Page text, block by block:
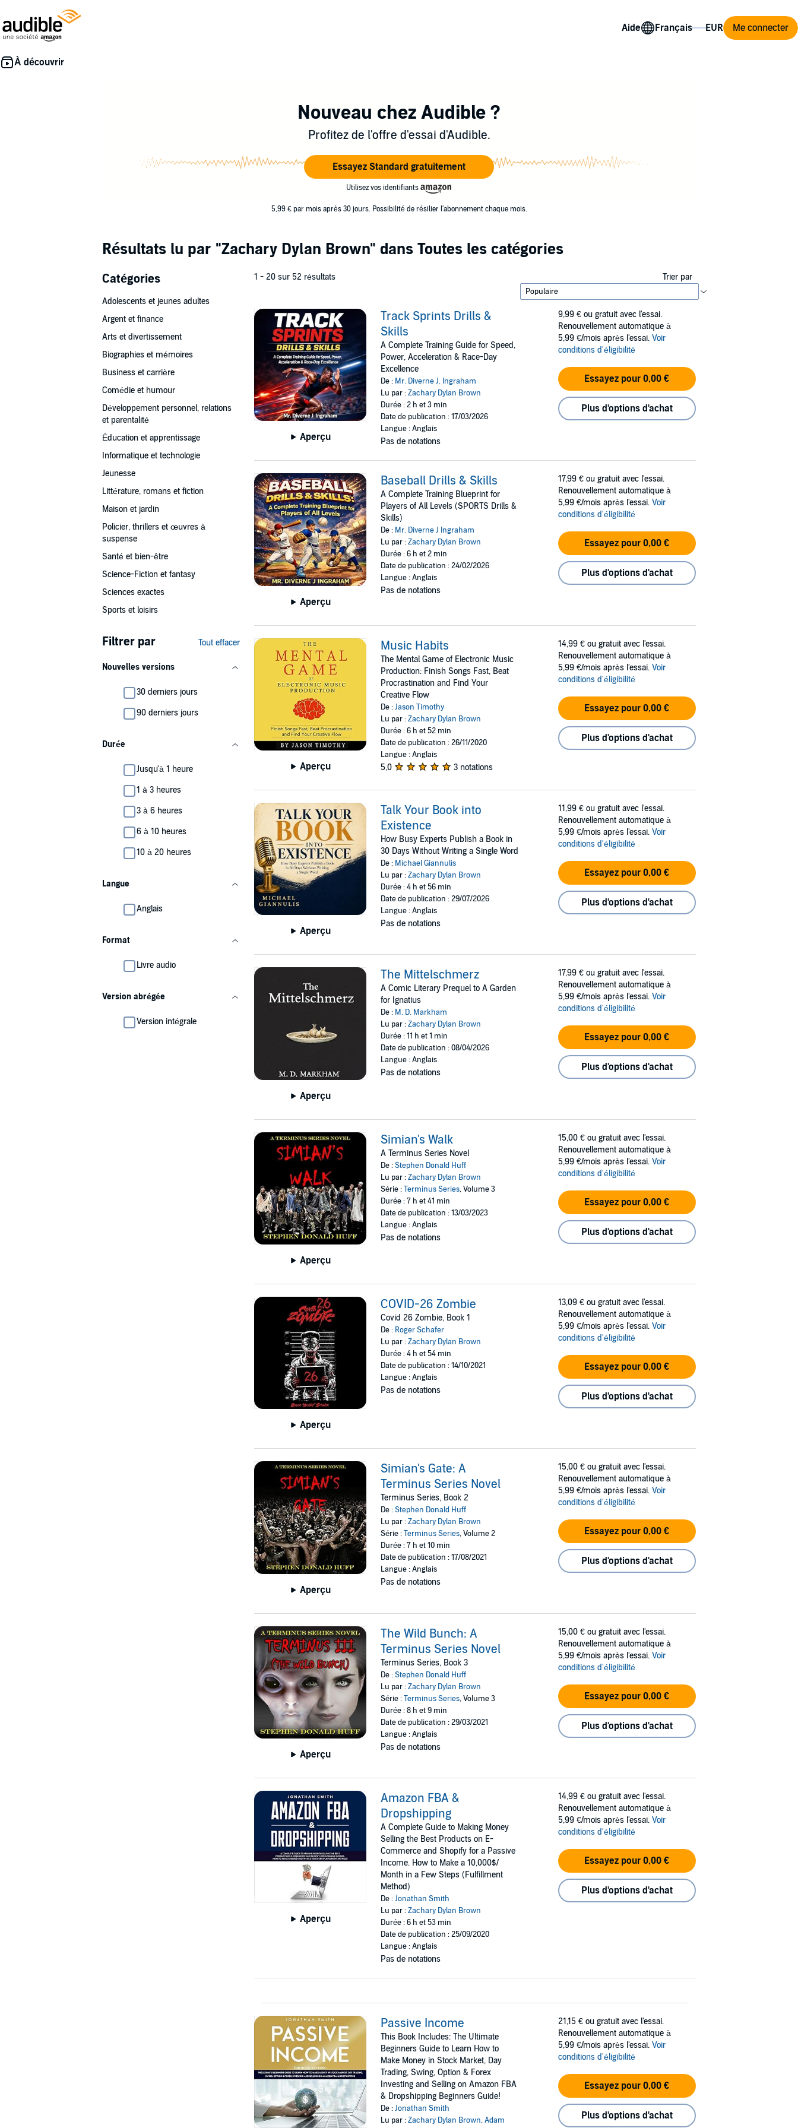
Aide Me connecter
Nouveau chez Audible ?
Profitez de l'offre d'essai d'Audible.
Essayez Standard gratuitement
Utilisez vos identifiants
5,99 € par mois après 30 jours. Possibilité de résilier l'abonnement chaque mois.
Résultats lu par "Zachary Dylan Brown" dans Toutes les catégories
Catégories
Adolescents et jeunes adultes
Argent et finance
Arts et divertissement
Biographies et mémoires
Business et carrière
Comédie et humour
Développement personnel, relations
et parentalité
Éducation et apprentissage
Informatique et technologie
Jeunesse
Littérature, romans et fiction
Maison et jardin
Policier, thrillers et œuvres à
suspense
Santé et bien-être
Science-Fiction et fantasy
Sciences exactes
Sports et loisirs
Filtrer par Tout effacer
Nouvelles versions
30 derniers jours
90 derniers jours
Durée
Jusqu'à 1 heure
1 à 3 heures
3 à 6 heures
6 à 10 heures
10 à 20 heures
Langue
Anglais
Format
Livre audio
Version abrégée
Version intégrale
1 - 20 sur 52 résultats Trier par
Aperçu
Track Sprints Drills &
Skills
A Complete Training Guide for Speed,
Power, Acceleration & Race-Day
Excellence
De : Mr. Diverne J. Ingraham
Lu par :Zachary Dylan Brown
Durée : 2 h et 3 min
Date de publication : 17/03/2026
Langue : Anglais
Pas de notations
9,99 € ou gratuit avec l'essai.
Renouvellement automatique à
5,99 €/mois après l'essai. Voir
conditions d'éligibilité
Essayez pour 0,00 €
Plus d'options d'achat
Aperçu
Baseball Drills & Skills
A Complete Training Blueprint for
Players of All Levels (SPORTS Drills &
Skills)
De : Mr. Diverne J Ingraham
Lu par :Zachary Dylan Brown
Durée : 6 h et 2 min
Date de publication : 24/02/2026
Langue : Anglais
Pas de notations
17,99 € ou gratuit avec l'essai.
Renouvellement automatique à
5,99 €/mois après l'essai. Voir
conditions d'éligibilité
Essayez pour 0,00 €
Plus d'options d'achat
Aperçu
Music Habits
The Mental Game of Electronic Music
Production: Finish Songs Fast, Beat
Procrastination and Find Your
Creative Flow
De :Jason Timothy
Lu par :Zachary Dylan Brown
Durée : 6 h et 52 min
Date de publication : 26/11/2020
Langue : Anglais
5,0 3 notations
14,99 € ou gratuit avec l'essai.
Renouvellement automatique à
5,99 €/mois après l'essai. Voir
conditions d'éligibilité
Essayez pour 0,00 €
Plus d'options d'achat
Aperçu
Talk Your Book into
Existence
How Busy Experts Publish a Book in
30 Days Without Writing a Single Word
De : Michael Giannulis
Lu par :Zachary Dylan Brown
Durée : 4 h et 56 min
Date de publication : 29/07/2026
Langue : Anglais
Pas de notations
11,99 € ou gratuit avec l'essai.
Renouvellement automatique à
5,99 €/mois après l'essai. Voir
conditions d'éligibilité
Essayez pour 0,00 €
Plus d'options d'achat
Aperçu
The Mittelschmerz
A Comic Literary Prequel to A Garden
for Ignatius
De : M. D. Markham
Lu par :Zachary Dylan Brown
Durée : 11 h et 1 min
Date de publication : 08/04/2026
Langue : Anglais
Pas de notations
17,99 € ou gratuit avec l'essai.
Renouvellement automatique à
5,99 €/mois après l'essai. Voir
conditions d'éligibilité
Essayez pour 0,00 €
Plus d'options d'achat
Aperçu
Simian's Walk
A Terminus Series Novel
De :Stephen Donald Huff
Lu par :Zachary Dylan Brown
Série :Terminus Series, Volume 3
Durée : 7 h et 41 min
Date de publication : 13/03/2023
Langue : Anglais
Pas de notations
15,00 € ou gratuit avec l'essai.
Renouvellement automatique à
5,99 €/mois après l'essai. Voir
conditions d'éligibilité
Essayez pour 0,00 €
Plus d'options d'achat
Aperçu
COVID-26 Zombie
Covid 26 Zombie, Book 1
De : Roger Schafer
Lu par :Zachary Dylan Brown
Durée : 4 h et 54 min
Date de publication : 14/10/2021
Langue : Anglais
Pas de notations
13,09 € ou gratuit avec l'essai.
Renouvellement automatique à
5,99 €/mois après l'essai. Voir
conditions d'éligibilité
Essayez pour 0,00 €
Plus d'options d'achat
Aperçu
Simian's Gate: A
Terminus Series Novel
Terminus Series, Book 2
De :Stephen Donald Huff
Lu par :Zachary Dylan Brown
Série :Terminus Series, Volume 2
Durée : 7 h et 10 min
Date de publication : 17/08/2021
Langue : Anglais
Pas de notations
15,00 € ou gratuit avec l'essai.
Renouvellement automatique à
5,99 €/mois après l'essai. Voir
conditions d'éligibilité
Essayez pour 0,00 €
Plus d'options d'achat
Aperçu
The Wild Bunch: A
Terminus Series Novel
Terminus Series, Book 3
De :Stephen Donald Huff
Lu par :Zachary Dylan Brown
Série :Terminus Series, Volume 3
Durée : 8 h et 9 min
Date de publication : 29/03/2021
Langue : Anglais
Pas de notations
15,00 € ou gratuit avec l'essai.
Renouvellement automatique à
5,99 €/mois après l'essai. Voir
conditions d'éligibilité
Essayez pour 0,00 €
Plus d'options d'achat
Aperçu
Amazon FBA &
Dropshipping
A Complete Guide to Making Money
Selling the Best Products on E-
Commerce and Shopify for a Passive
Income. How to Make a 10,000$/
Month in a Few Steps (Fulfillment
Method)
De :Jonathan Smith
Lu par :Zachary Dylan Brown
Durée : 6 h et 53 min
Date de publication : 25/09/2020
Langue : Anglais
Pas de notations
14,99 € ou gratuit avec l'essai.
Renouvellement automatique à
5,99 €/mois après l'essai. Voir
conditions d'éligibilité
Essayez pour 0,00 €
Plus d'options d'achat
Passive Income
This Book Includes: The Ultimate
Beginners Guide to Learn How to
Make Money in Stock Market, Day
Trading, Swing, Option & Forex
Investing and Selling on Amazon FBA
& Dropshipping Beginners Guide!
De :Jonathan Smith
Lu par :Zachary Dylan Brown,Adam
21,15 € ou gratuit avec l'essai.
Renouvellement automatique à
5,99 €/mois après l'essai. Voir
conditions d'éligibilité
Essayez pour 0,00 €
Plus d'options d'achat